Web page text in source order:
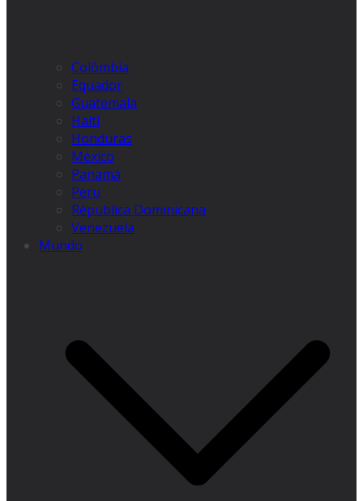
Colômbia
Equador
Guatemala
Haiti
Honduras
México
Panamá
Peru
Républica Dominicana
Venezuela
Mundo